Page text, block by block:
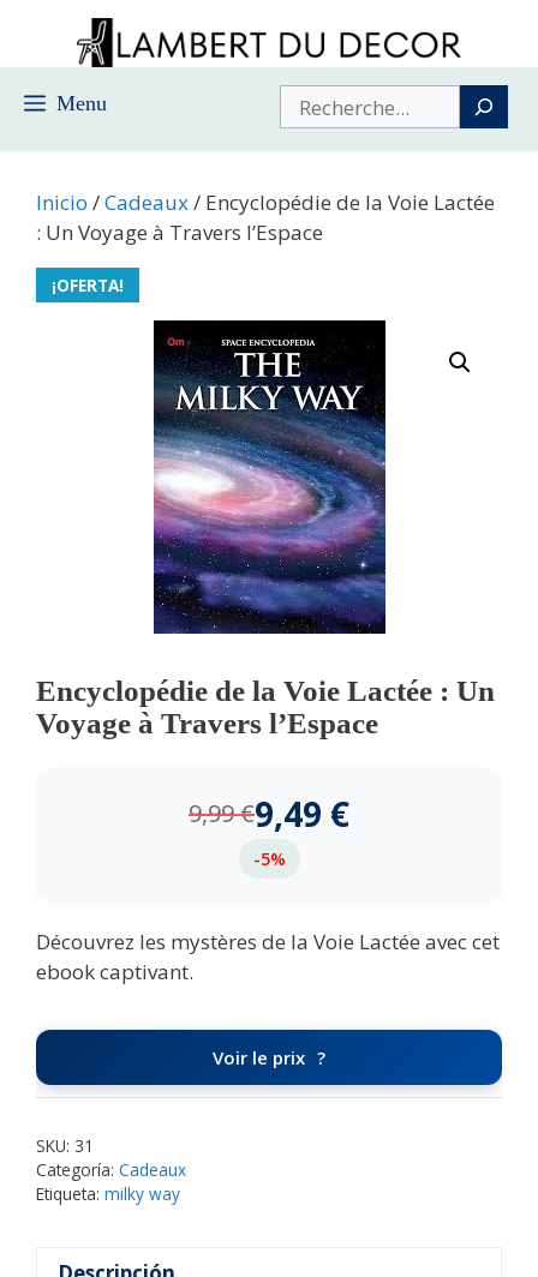
contenido
Menu Buscar
Inicio /Cadeaux/ Encyclopédie de la Voie Lactée
: Un Voyage à Travers l’Espace
¡OFERTA!
Encyclopédie de la Voie Lactée : Un
Voyage à Travers l’Espace
9,99€9,49 €
-5%
Découvrez les mystères de la Voie Lactée avec cet
ebook captivant.
Voir le prix
SKU: 31
Categoría: Cadeaux
Etiqueta: milky way